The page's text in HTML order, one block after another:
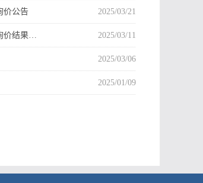
价公告 2025/03/21
价结果… 2025/03/11
2025/03/06
2025/01/09